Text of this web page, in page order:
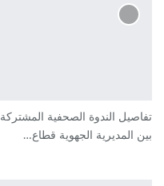
تفاصيل الندوة الصحفية المشتركة
بين المديرية الجهوية قطاع…